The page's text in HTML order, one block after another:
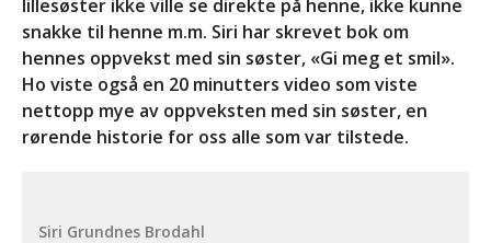
lillesøster ikke ville se direkte på henne, ikke kunne
snakke til henne m.m. Siri har skrevet bok om
hennes oppvekst med sin søster, «Gi meg et smil».
Ho viste også en 20 minutters video som viste
nettopp mye av oppveksten med sin søster, en
rørende historie for oss alle som var tilstede.
Siri Grundnes Brodahl